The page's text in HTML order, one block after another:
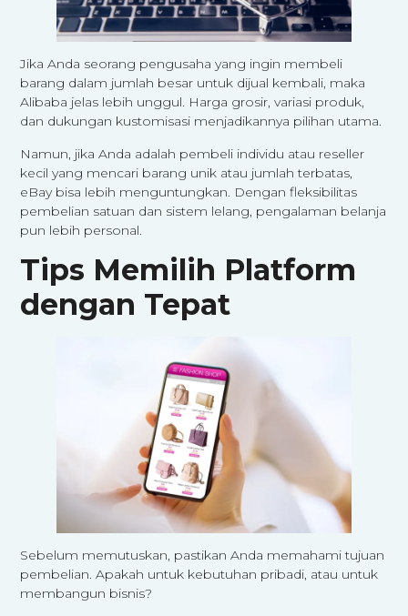
Jika Anda seorang pengusaha yang ingin membeli
barang dalam jumlah besar untuk dijual kembali, maka
Alibaba jelas lebih unggul. Harga grosir, variasi produk,
dan dukungan kustomisasi menjadikannya pilihan utama.
Namun, jika Anda adalah pembeli individu atau reseller
kecil yang mencari barang unik atau jumlah terbatas,
eBay bisa lebih menguntungkan. Dengan fleksibilitas
pembelian satuan dan sistem lelang, pengalaman belanja
pun lebih personal.
Tips Memilih Platform
dengan Tepat
Sebelum memutuskan, pastikan Anda memahami tujuan
pembelian. Apakah untuk kebutuhan pribadi, atau untuk
membangun bisnis?